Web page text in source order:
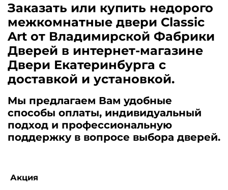
Заказать или купить недорого
межкомнатные двери Classic
Art от Владимирской Фабрики
Дверей в интернет-магазине
Двери Екатеринбурга с
доставкой и установкой.
Мы предлагаем Вам удобные
способы оплаты, индивидуальный
подход и профессиональную
поддержку в вопросе выбора дверей.
Акция